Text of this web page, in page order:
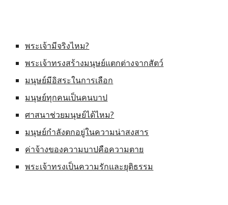
พระเจ้ามีจริงไหม?
พระเจ้าทรงสร้างมนุษย์แตกต่างจากสัตว์
มนุษย์มีอิสระในการเลือก
มนุษย์ทุกคนเป็นคนบาป
ศาสนาช่วยมนุษย์ได้ไหม?
มนุษย์กำลังตกอยู่ในความน่าสงสาร
ค่าจ้างของความบาปคือความตาย
พระเจ้าทรงเป็นความรักและยุติธรรม